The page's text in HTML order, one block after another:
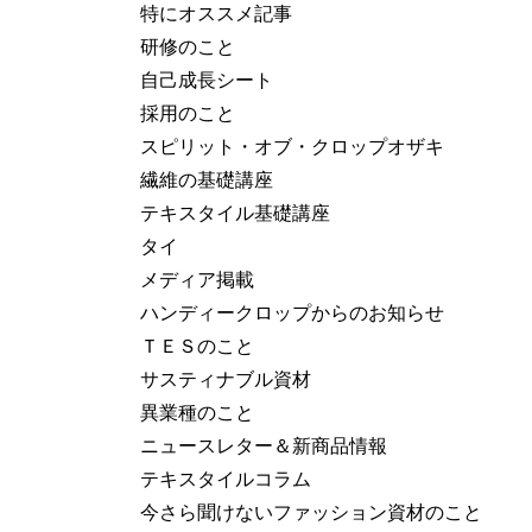
特にオススメ記事
研修のこと
自己成長シート
採用のこと
スピリット・オブ・クロップオザキ
繊維の基礎講座
テキスタイル基礎講座
タイ
メディア掲載
ハンディークロップからのお知らせ
ＴＥＳのこと
サスティナブル資材
異業種のこと
ニュースレター＆新商品情報
テキスタイルコラム
今さら聞けないファッション資材のこと